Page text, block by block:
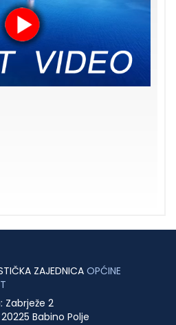
ZAJEDNICAOPĆINE
Zabrježe 2
20225 Babino Polje